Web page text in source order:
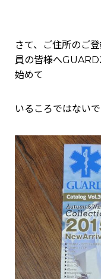
さて、ご住所のご
員の皆様へ
始めて
いるころではないで